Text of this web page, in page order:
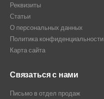
Реквизиты
Статьи
О персональных данных
Политика конфиденциальности
Карта сайта
Связаться с нами
Письмо в отдел продаж